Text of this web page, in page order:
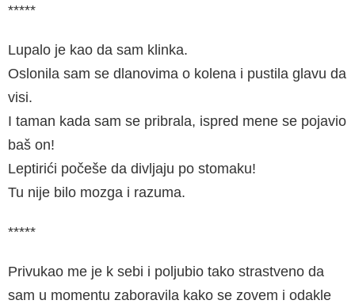
*****
Lupalo je kao da sam klinka.
Oslonila sam se dlanovima o kolena i pustila glavu da
visi.
I taman kada sam se pribrala, ispred mene se pojavio
baš on!
Leptirići počeše da divljaju po stomaku!
Tu nije bilo mozga i razuma.
*****
Privukao me je k sebi i poljubio tako strastveno da
sam u momentu zaboravila kako se zovem i odakle